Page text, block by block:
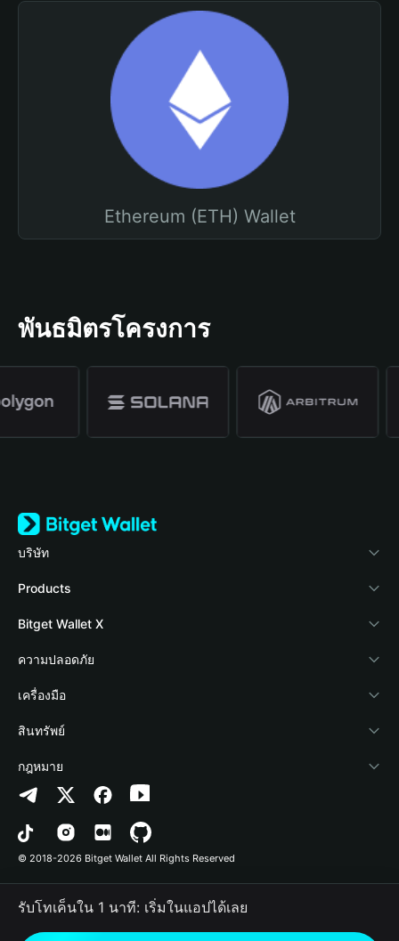
Ethereum (ETH) Wallet
พันธมิตรโครงการ
บริษัท
เกี่ยวกับ Bitget Wallet
Blog
Academy
ข่าวสารด้านคริปโต
ศูนย์ช่วยเหลือ
ติดต่อเรา
ทรัพยากรข้อมูลของแบรนด์
อาชีพ
Products
Crypto Card
Stablecoin Earn
Payfi Crypto
Crypto Swap API
Altcoin Season Index
Prediction Markets
DApp
RWA
Bitget Wallet X
นักพัฒนา
เชื่อมต่อ Wallet
Bitget Wallet Pay
ลิสต์โปรเจกต์
ความปลอดภัย
Protection Fund
เทคโนโลยีความปลอดภัย
เครื่องมือ
ซื้อคริปโต
การตรวจจับการอนุญาต
การตรวจจับสัญญา
การโอนเป็นชุด
สินทรัพย์
Arbitrum
Avalanche
Bitcoin
Polygon
กฎหมาย
นโยบายความเป็นส่วนตัว
ข้อตกลงในการใช้บริการ
© 2018-2026 Bitget Wallet All Rights Reserved
รับโทเค็นใน 1 นาที: เริ่มในแอปได้เลย